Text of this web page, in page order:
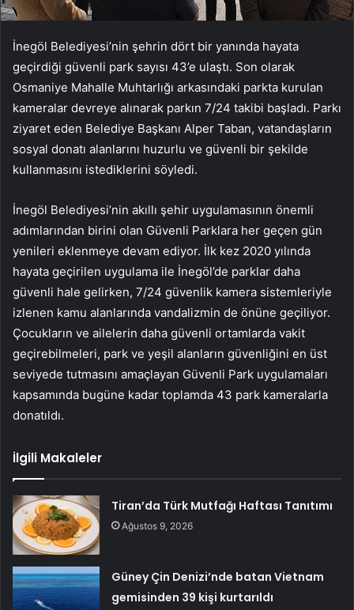
İnegöl Belediyesi’nin şehrin dört bir yanında hayata
geçirdiği güvenli park sayısı 43’e ulaştı. Son olarak
Osmaniye Mahalle Muhtarlığı arkasındaki parkta kurulan
kameralar devreye alınarak parkın 7/24 takibi başladı. Parkı
ziyaret eden Belediye Başkanı Alper Taban, vatandaşların
sosyal donatı alanlarını huzurlu ve güvenli bir şekilde
kullanmasını istediklerini söyledi.
İnegöl Belediyesi’nin akıllı şehir uygulamasının önemli
adımlarından birini olan Güvenli Parklara her geçen gün
yenileri eklenmeye devam ediyor. İlk kez 2020 yılında
hayata geçirilen uygulama ile İnegöl’de parklar daha
güvenli hale gelirken, 7/24 güvenlik kamera sistemleriyle
izlenen kamu alanlarında vandalizmin de önüne geçiliyor.
Çocukların ve ailelerin daha güvenli ortamlarda vakit
geçirebilmeleri, park ve yeşil alanların güvenliğini en üst
seviyede tutmasını amaçlayan Güvenli Park uygulamaları
kapsamında bugüne kadar toplamda 43 park kameralarla
donatıldı.
İlgili Makaleler
Tiran’da Türk Mutfağı Haftası Tanıtımı
Ağustos 9, 2026
Güney Çin Denizi’nde batan Vietnam
gemisinden 39 kişi kurtarıldı